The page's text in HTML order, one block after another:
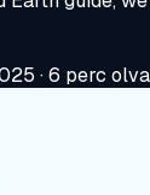
·6 perc